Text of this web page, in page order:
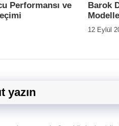
Performansı ve
Barok
12 Eylül
yazın